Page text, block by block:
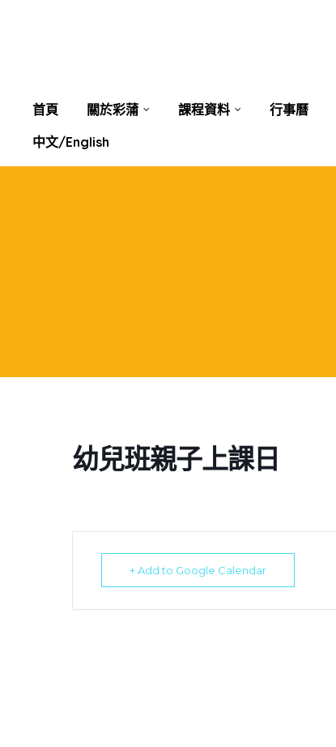
首頁 關於彩蒲 課程資料 行事曆
中文/English
幼兒班親子上課日
+ Add to Google Calendar